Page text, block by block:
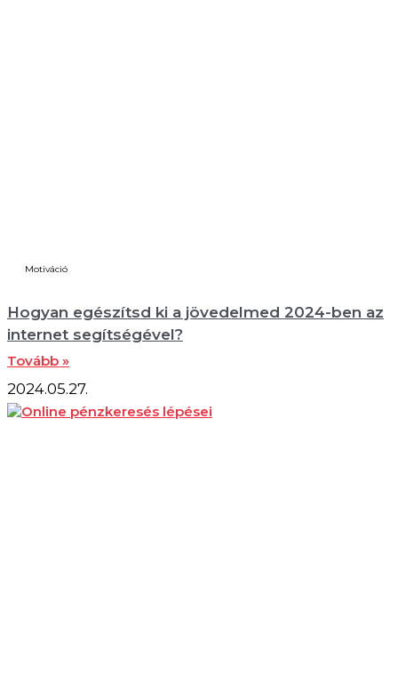
Motiváció
Hogyan egészítsd ki a jövedelmed 2024-ben az
internet segítségével?
Tovább »
2024.05.27.